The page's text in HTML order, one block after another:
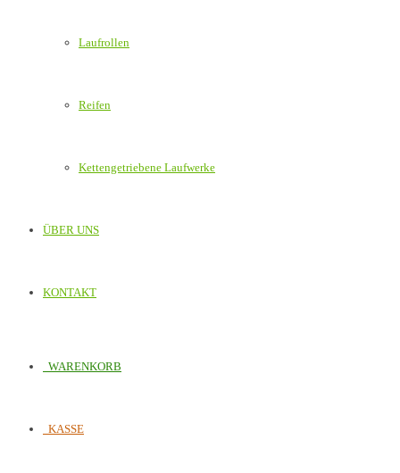
Laufrollen
Reifen
Kettengetriebene Laufwerke
ÜBER UNS
KONTAKT
WARENKORB
KASSE